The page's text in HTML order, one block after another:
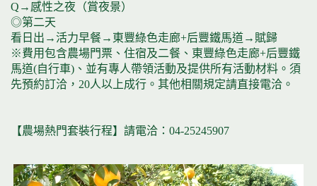
Q→感性之夜（賞夜景）
◎第二天
看日出→活力早餐→東豐綠色走廊+后豐鐵馬道→賦歸
※費用包含農場門票、住宿及二餐、東豐綠色走廊+后豐鐵
馬道(自行車)、並有專人帶領活動及提供所有活動材料。須
先預約訂洽，20人以上成行。其他相關規定請直接電洽。
【農場熱門套裝行程】請電洽：04-25245907